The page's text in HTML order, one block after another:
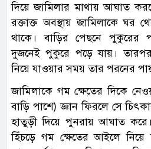
দিয়ে জামিলার মাথায় আঘাত
রক্তাক্ত অবস্থায় জামিলাকে ঘর
থাকে। বাড়ির পেছনে পুকুরের
দুজনেই পুকুরে পড়ে যায়। তারপর
নিয়ে যাওয়ার সময় তার পরনের
জামিলাকে গম ক্ষেতের দিকে
বাড়ি পাশে) জ্ঞান ফিরলে সে
হাতুড়ী দিয়ে পুনরায় আঘাত
হিঁচড়ে গম ক্ষেতের আইলে